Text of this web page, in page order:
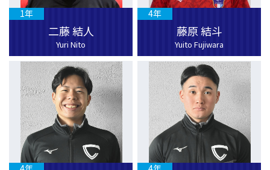
二藤 結人
Yuri Nito
1年
藤原 結斗
Yuito Fujiwara
4年